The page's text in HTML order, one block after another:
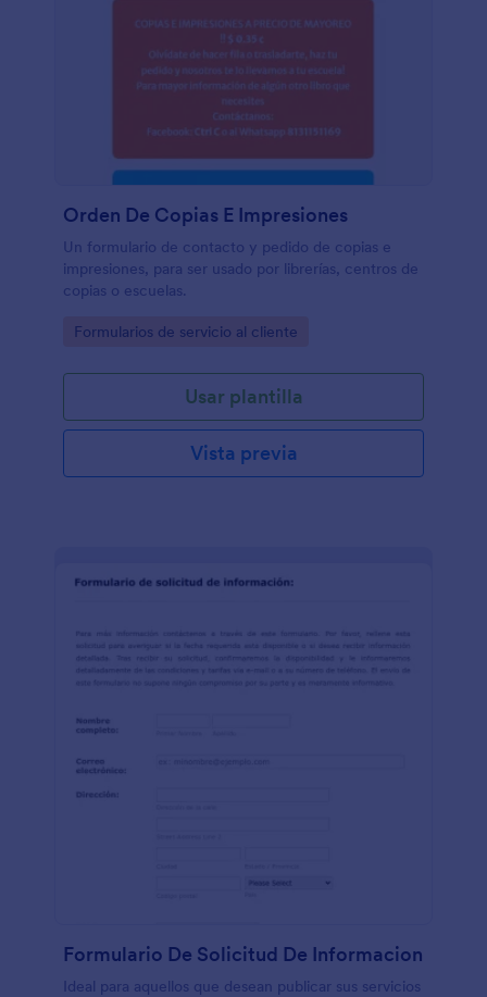
Orden De Copias E Impresiones
Un formulario de contacto y pedido de copias e
impresiones, para ser usado por librerías, centros de
copias o escuelas.
Go to Category:
Formularios de servicio al cliente
Usar plantilla
Vista previa
Formulario De Solicitud De Informacion
Ideal para aquellos que desean publicar sus servicios